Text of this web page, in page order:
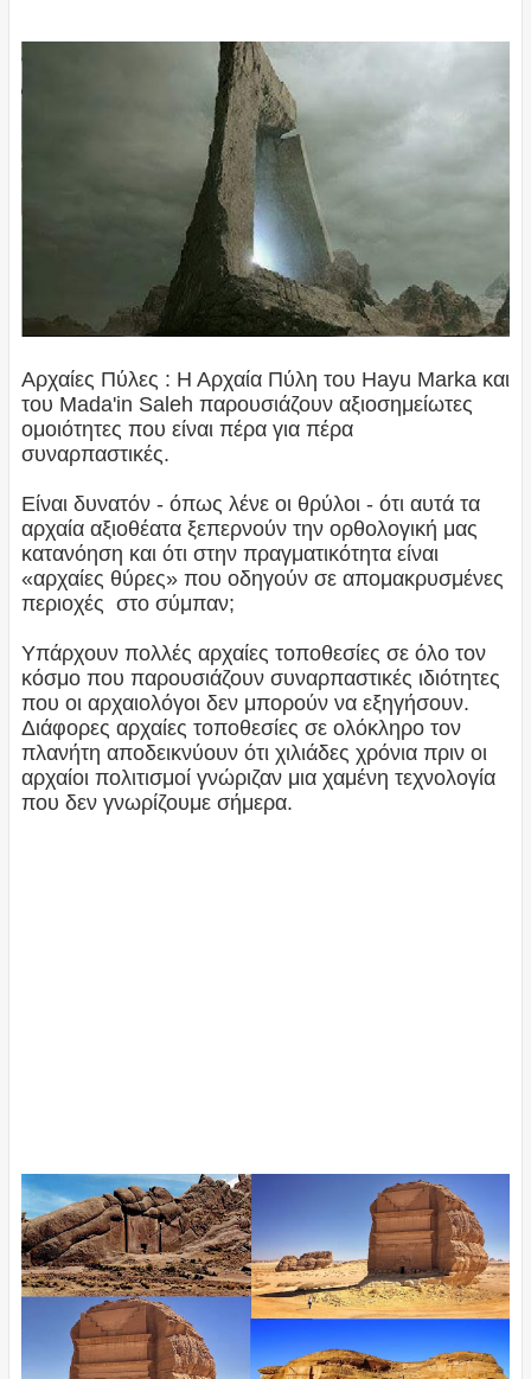
Αρχαίες Πύλες : Η Αρχαία Πύλη του Hayu Marka και
του Mada'in Saleh παρουσιάζουν αξιοσημείωτες
ομοιότητες που είναι πέρα για πέρα
συναρπαστικές.
Είναι δυνατόν - όπως λένε οι θρύλοι - ότι αυτά τα
αρχαία αξιοθέατα ξεπερνούν την ορθολογική μας
κατανόηση και ότι στην πραγματικότητα είναι
«αρχαίες θύρες» που οδηγούν σε απομακρυσμένες
περιοχές στο σύμπαν;
Υπάρχουν πολλές αρχαίες τοποθεσίες σε όλο τον
κόσμο που παρουσιάζουν συναρπαστικές ιδιότητες
που οι αρχαιολόγοι δεν μπορούν να εξηγήσουν.
Διάφορες αρχαίες τοποθεσίες σε ολόκληρο τον
πλανήτη αποδεικνύουν ότι χιλιάδες χρόνια πριν οι
αρχαίοι πολιτισμοί γνώριζαν μια χαμένη τεχνολογία
που δεν γνωρίζουμε σήμερα.